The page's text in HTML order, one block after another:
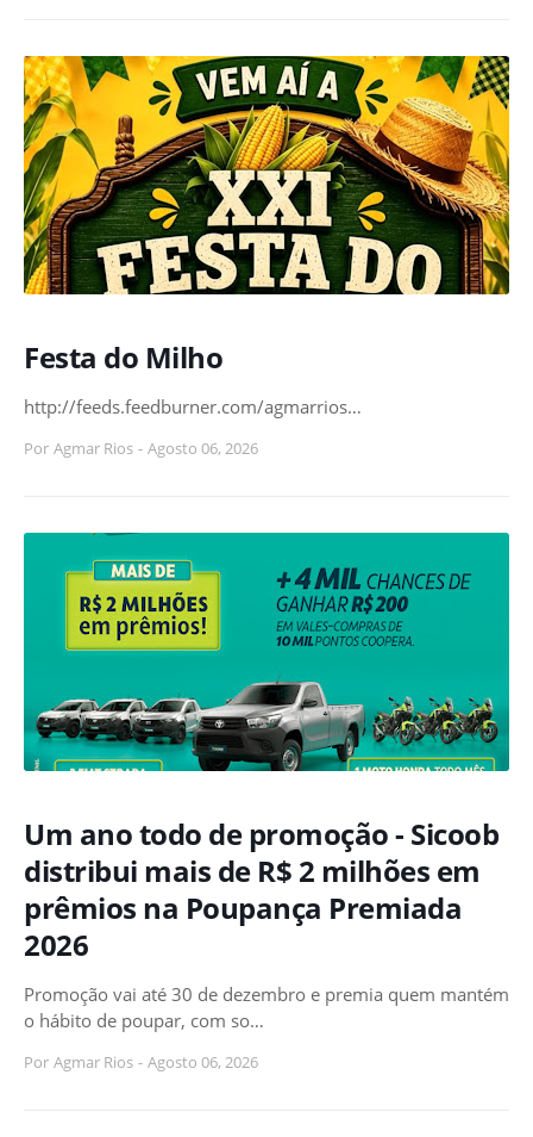
Festa do Milho
http://feeds.feedburner.com/agmarrios…
Por Agmar Rios - Agosto 06, 2026
Um ano todo de promoção - Sicoob
distribui mais de R$ 2 milhões em
prêmios na Poupança Premiada
2026
Promoção vai até 30 de dezembro e premia quem mantém
o hábito de poupar, com so…
Por Agmar Rios - Agosto 06, 2026